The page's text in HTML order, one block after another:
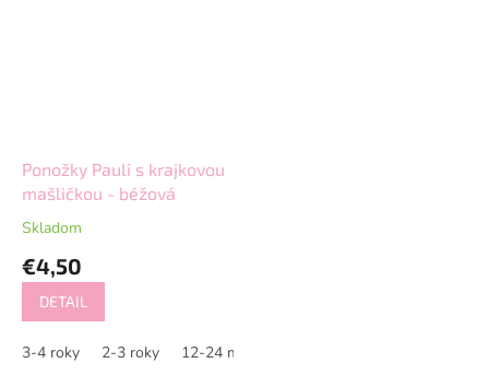
Ponožky Pauli s krajkovou
mašličkou - béžová
Skladom
€4,50
DETAIL
3-4 roky 2-3 roky 12-24 mesiacov